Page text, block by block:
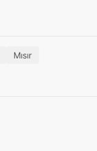
Mısır